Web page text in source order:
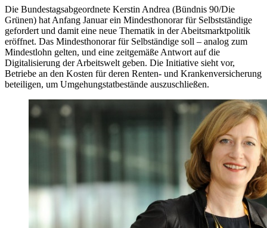
Die Bundestagsabgeordnete Kerstin Andrea (Bündnis 90/Die
Grünen) hat Anfang Januar ein Mindesthonorar für Selbstständige
gefordert und damit eine neue Thematik in der Abeitsmarktpolitik
eröffnet. Das Mindesthonorar für Selbständige soll – analog zum
Mindestlohn gelten, und eine zeitgemäße Antwort auf die
Digitalisierung der Arbeitswelt geben. Die Initiative sieht vor,
Betriebe an den Kosten für deren Renten- und Krankenversicherung
beteiligen, um Umgehungstatbestände auszuschließen.